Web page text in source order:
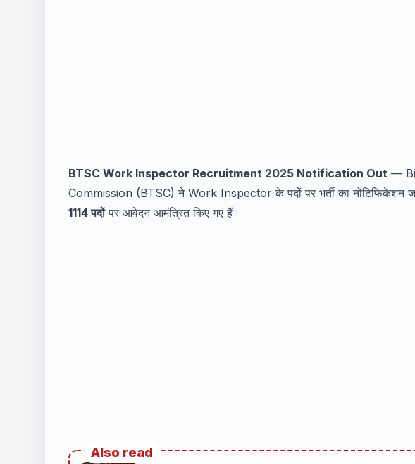
BTSC Work Inspector Recruitment 2025 Notification Out —
Commission (BTSC) ने Work Inspector के पदों पर भर्ती का नोटिफिकेशन
1114 पदोंपर आवेदन आमंत्रित किए गए हैं।
Also read